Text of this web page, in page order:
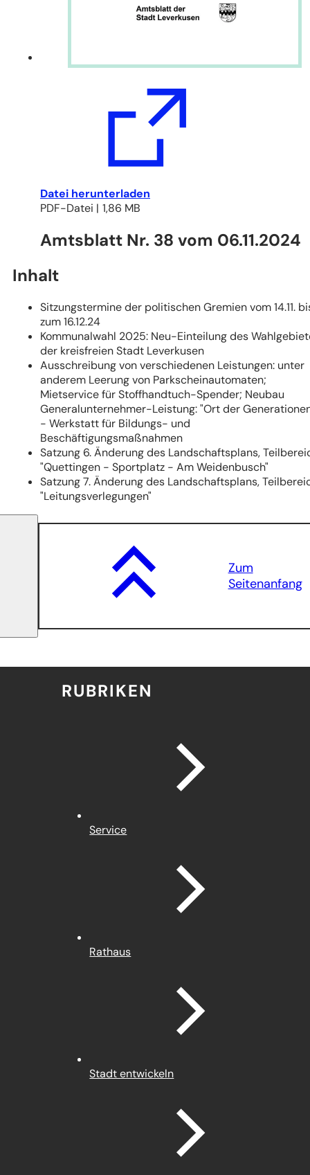
Datei herunterladen
PDF-Datei 1,86 MB
Amtsblatt Nr. 38 vom 06.11.2024
Inhalt
Sitzungstermine der politischen Gremien vom 14.11.
zum 16.12.24
Kommunalwahl 2025: Neu-Einteilung des
der kreisfreien Stadt Leverkusen
Ausschreibung von verschiedenen Leistungen: unter
anderem Leerung von Parkscheinautomaten;
Mietservice für Stoffhandtuch-Spender; Neubau
Generalunternehmer-Leistung: "Ort der
- Werkstatt für Bildungs- und
Beschäftigungsmaßnahmen
Satzung 6. Änderung des Landschaftsplans,
"Quettingen - Sportplatz - Am Weidenbusch"
Satzung 7. Änderung des Landschaftsplans,
"Leitungsverlegungen"
Zum
Seitenanfang
RUBRIKEN
Service
Rathaus
Stadt entwickeln